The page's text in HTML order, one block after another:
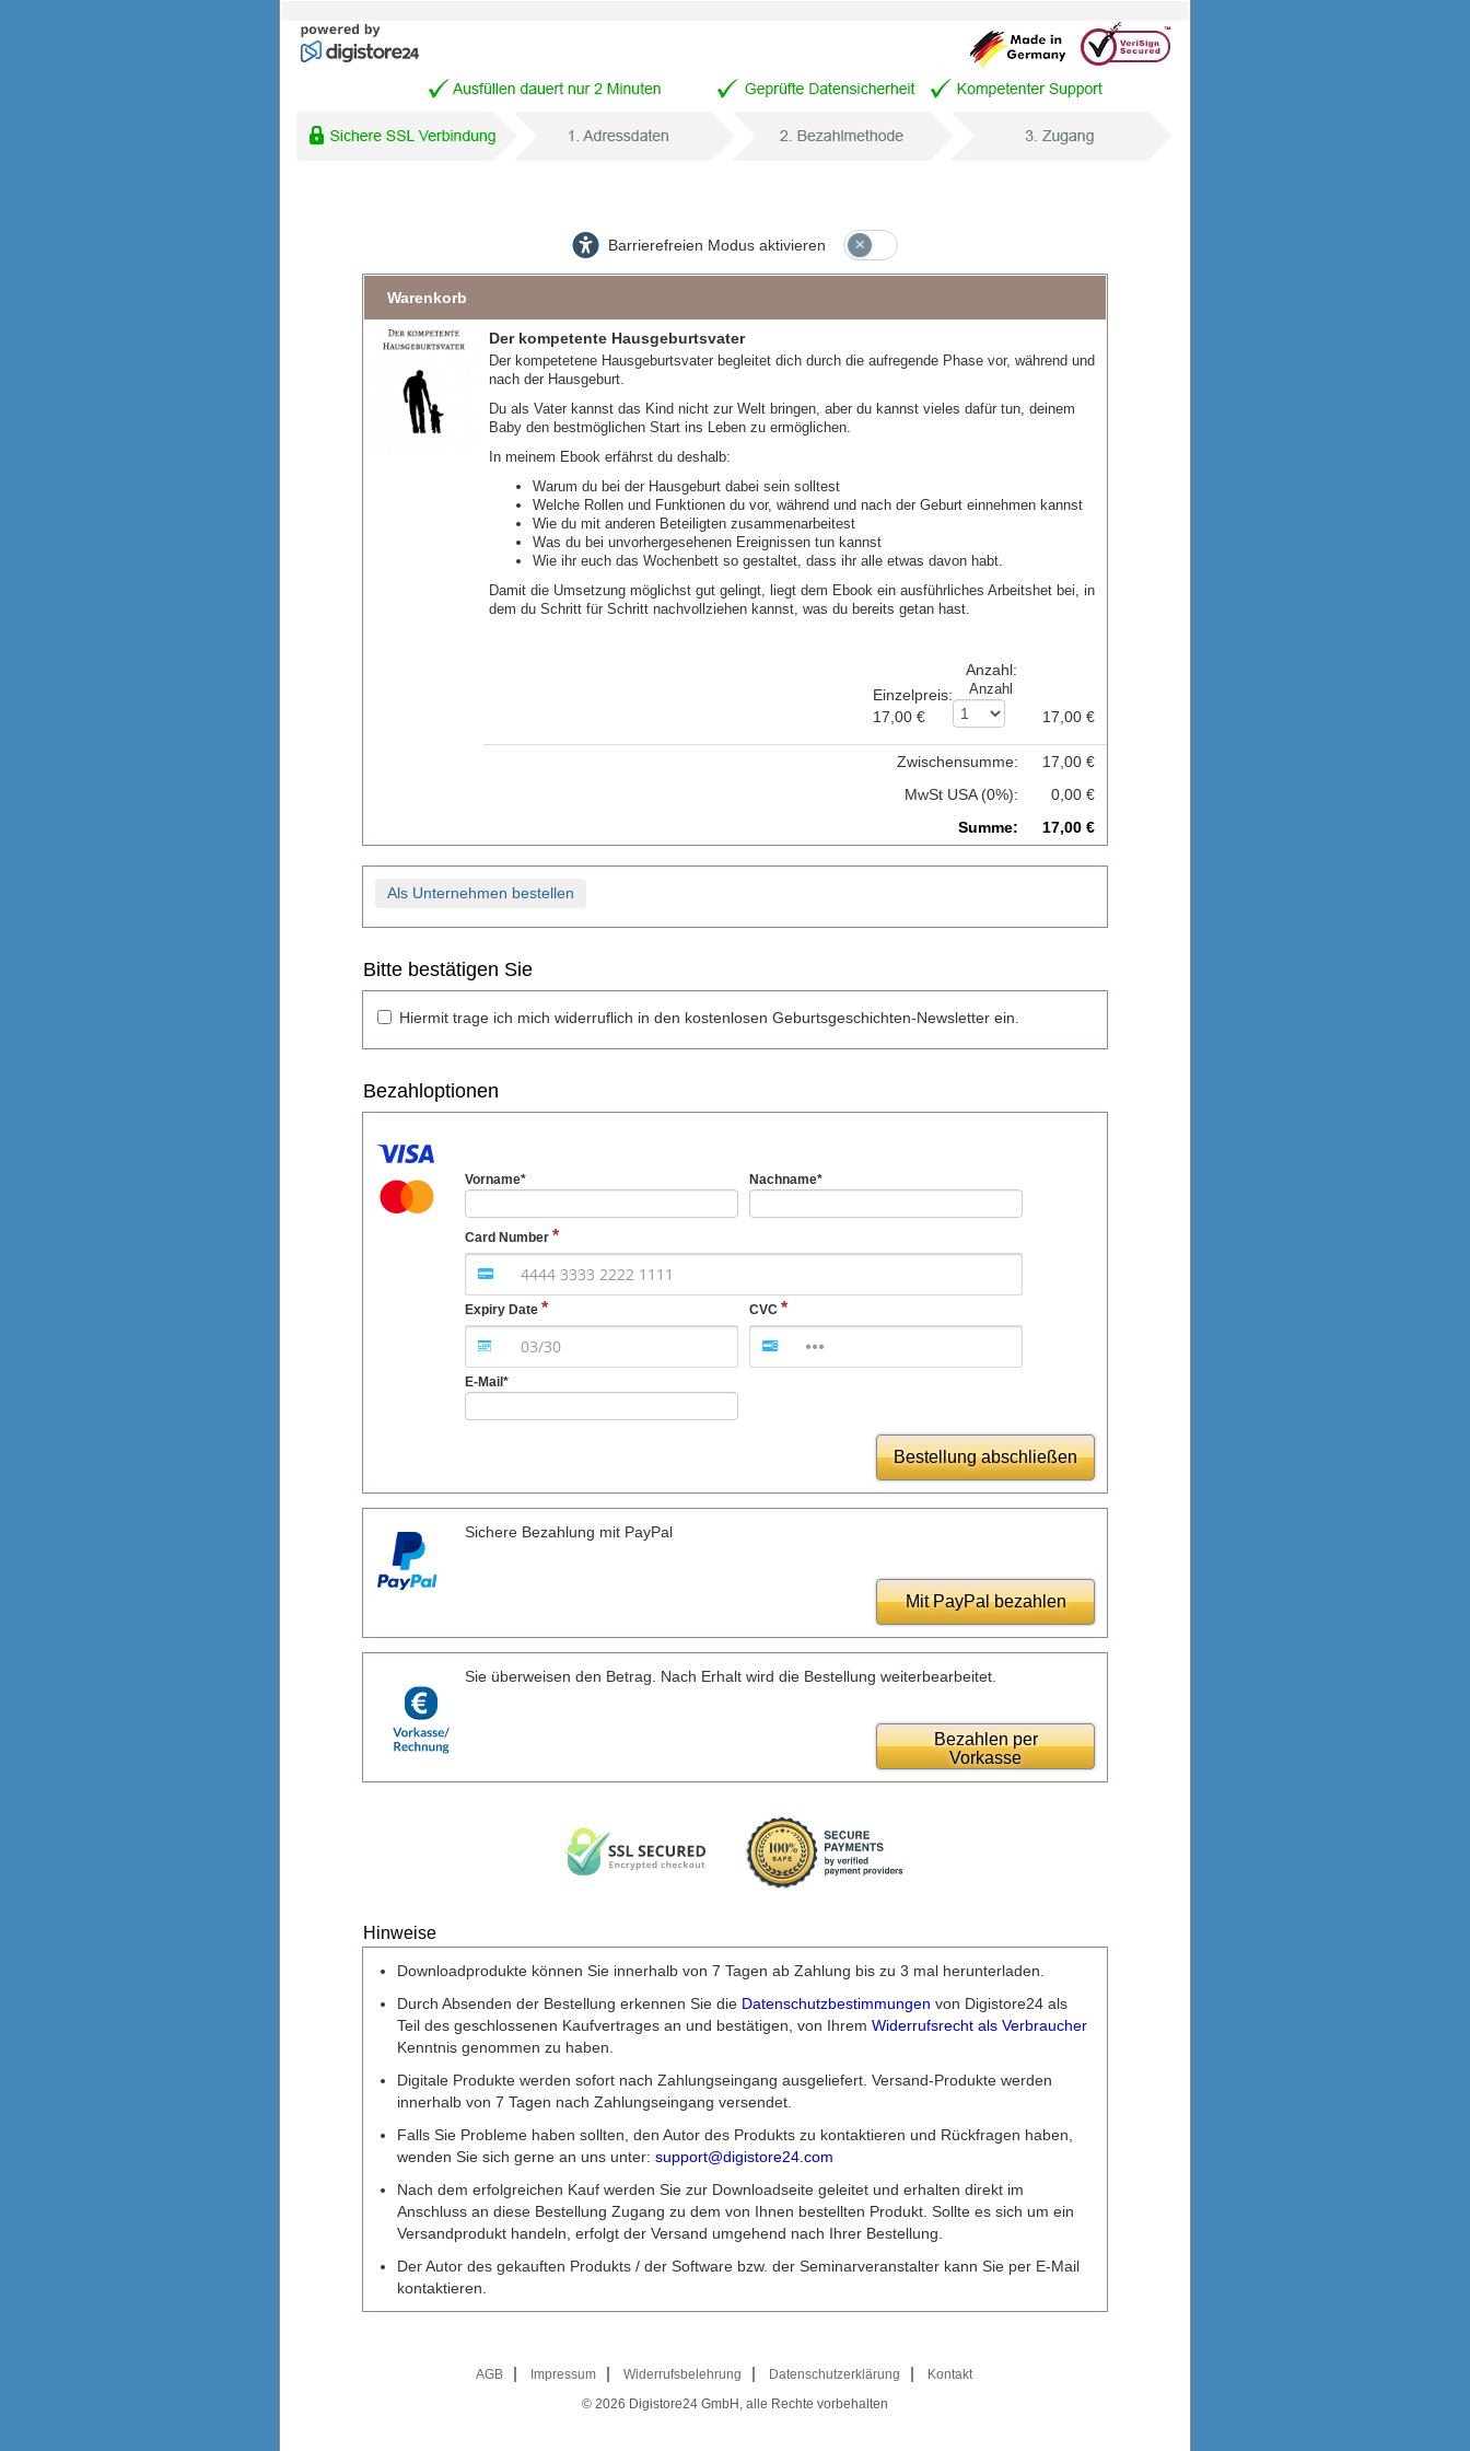
Barrierefreien Modus aktivieren
Warenkorb
Der kompetente Hausgeburtsvater
Der kompetetene Hausgeburtsvater begleitet dich durch die aufregende Phase vor, während und
nach der Hausgeburt.
Du als Vater kannst das Kind nicht zur Welt bringen, aber du kannst vieles dafür tun, deinem
Baby den bestmöglichen Start ins Leben zu ermöglichen.
In meinem Ebook erfährst du deshalb:
Warum du bei der Hausgeburt dabei sein solltest
Welche Rollen und Funktionen du vor, während und nach der Geburt einnehmen kannst
Wie du mit anderen Beteiligten zusammenarbeitest
Was du bei unvorhergesehenen Ereignissen tun kannst
Wie ihr euch das Wochenbett so gestaltet, dass ihr alle etwas davon habt.
Damit die Umsetzung möglichst gut gelingt, liegt dem Ebook ein ausführliches Arbeitshet bei, in
dem du Schritt für Schritt nachvollziehen kannst, was du bereits getan hast.
Einzelpreis:
17,00 €
Anzahl:
Anzahl
17,00 €
Zwischensumme:
17,00 €
MwSt USA (0%):
0,00 €
Summe: 17,00 €
Als Unternehmen bestellen
Bitte bestätigen Sie
Hiermit trage ich mich widerruflich in den kostenlosen Geburtsgeschichten-Newsletter ein.
Bezahloptionen
Vorname* Nachname*
Card Number
Expiry Date CVC
E-Mail*
Bestellung abschließen
Sichere Bezahlung mit PayPal
Mit PayPal bezahlen
Sie überweisen den Betrag. Nach Erhalt wird die Bestellung weiterbearbeitet.
Bezahlen per
Vorkasse
Hinweise
Downloadprodukte können Sie innerhalb von 7 Tagen ab Zahlung bis zu 3 mal herunterladen.
Durch Absenden der Bestellung erkennen Sie die Datenschutzbestimmungen von Digistore24 als
Teil des geschlossenen Kaufvertrages an und bestätigen, von Ihrem Widerrufsrecht als Verbraucher
Kenntnis genommen zu haben.
Digitale Produkte werden sofort nach Zahlungseingang ausgeliefert. Versand-Produkte werden
innerhalb von 7 Tagen nach Zahlungseingang versendet.
Falls Sie Probleme haben sollten, den Autor des Produkts zu kontaktieren und Rückfragen haben,
wenden Sie sich gerne an uns unter: support@digistore24.com
Nach dem erfolgreichen Kauf werden Sie zur Downloadseite geleitet und erhalten direkt im
Anschluss an diese Bestellung Zugang zu dem von Ihnen bestellten Produkt. Sollte es sich um ein
Versandprodukt handeln, erfolgt der Versand umgehend nach Ihrer Bestellung.
Der Autor des gekauften Produkts / der Software bzw. der Seminarveranstalter kann Sie per E-Mail
kontaktieren.
AGB Impressum Widerrufsbelehrung Datenschutzerklärung
Kontakt
© 2026 Digistore24 GmbH, alle Rechte vorbehalten